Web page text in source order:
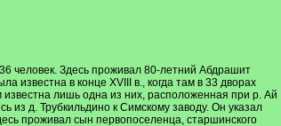
человек. Здесь проживал 80-летний Абдрашит
известна в конце XVIII в., когда там в 33 дворах
лишь одна из них, расположенная при р. Ай
из д. Трубкильдино к Симскому заводу. Он указал
проживал сын первопоселенца, старшинского